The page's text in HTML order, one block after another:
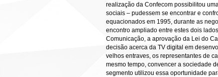
realização da Confecom possibilitou
sociais – pudessem se encontrar e
equacionados em 1995, durante as
encontro ampliado entre estes dois
Comunicação, a aprovação da Lei do
decisão acerca da TV digital em
velhos entraves, os representantes de
mesmo tempo, convencer a sociedade
segmento utilizou essa oportunidade